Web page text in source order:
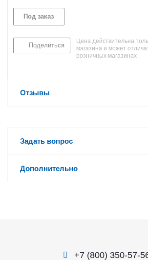
Под заказ
Поделиться
Цена действительна
магазина и может
розничных магазинах
Отзывы
Задать вопрос
Дополнительно
+7 (800) 350-57-